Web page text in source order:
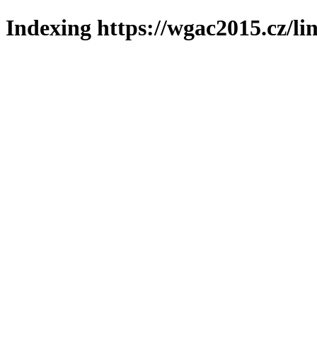
Indexing https://wgac2015.cz/